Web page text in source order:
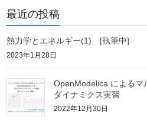
最近の投稿
熱力学とエネルギー(1) [執筆中]
2023年1月28日
OpenModelica によるマ
ダイナミクス実習
2022年12月30日